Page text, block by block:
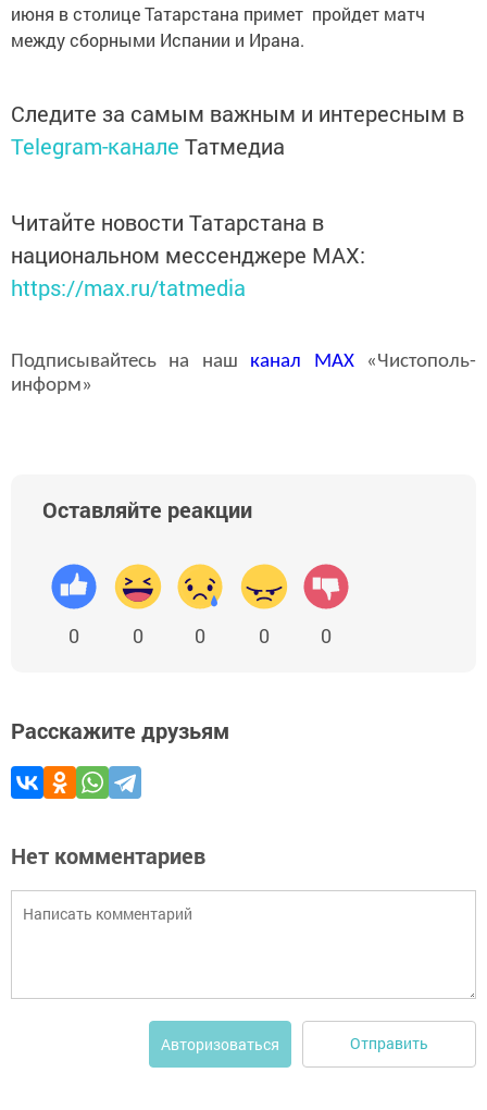
июня в столице Татарстана примет пройдет матч
между сборными Испании и Ирана.
Следите за самым важным и интересным в
Telegram-канале Татмедиа
Читайте новости Татарстана в
национальном мессенджере MАХ:
https://max.ru/tatmedia
Подписывайтесь на наш канал MAX«Чистополь-
информ»
Оставляйте реакции
0 0 0 0 0
Расскажите друзьям
Нет комментариев
Авторизоваться Отправить